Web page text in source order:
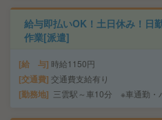
給与即払いOK！土日休み！日
作業[派遣]
給 与 時給1150円
交通費 交通費支給有り
勤務地 三雲駅～車10分 ※車通勤・